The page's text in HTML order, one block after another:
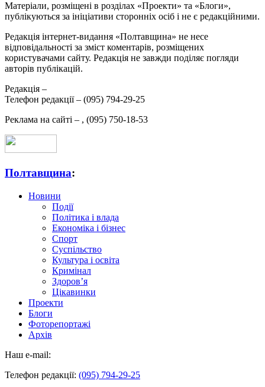
Матеріали, розміщені в розділах «Проекти» та «Блоги»,
публікуються за ініціативи сторонніх осіб і не є редакційними.
Редакція інтернет-видання «Полтавщина» не несе
відповідальності за зміст коментарів, розміщених
користувачами сайту. Редакція не завжди поділяє погляди
авторів публікацій.
Редакція –
Телефон редакції – (095) 794-29-25
Реклама на сайті – , (095) 750-18-53
Полтавщина:
Новини
Події
Політика і влада
Економіка і бізнес
Спорт
Суспільство
Культура і освіта
Кримінал
Здоров’я
Цікавинки
Проекти
Блоги
Фоторепортажі
Архів
Наш e-mail:
Телефон редакції: (095) 794-29-25